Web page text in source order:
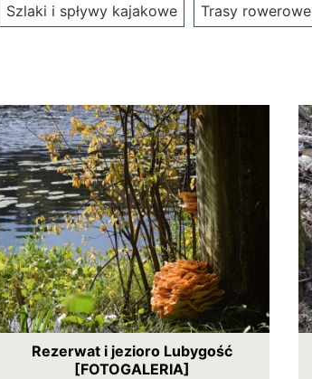
Szlaki i spływy kajakowe Trasy rowerowe
Rezerwat i jezioro Lubygość
[FOTOGALERIA]